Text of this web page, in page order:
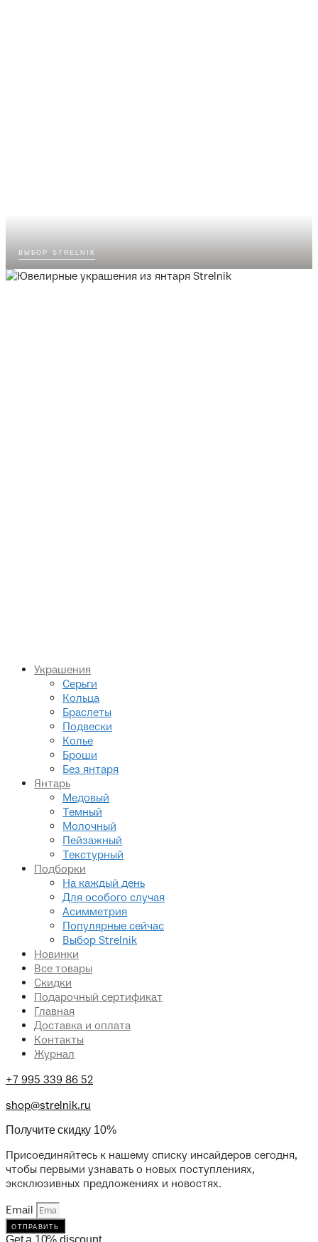
выбор strelnik
Украшения
Серьги
Кольца
Браслеты
Подвески
Колье
Броши
Без янтаря
Янтарь
Медовый
Темный
Молочный
Пейзажный
Текстурный
Подборки
На каждый день
Для особого случая
Асимметрия
Популярные сейчас
Выбор Strelnik
Новинки
Все товары
Скидки
Подарочный сертификат
Главная
Доставка и оплата
Контакты
Журнал
+7 995 339 86 52
shop@strelnik.ru
Получите скидку 10%
Присоединяйтесь к нашему списку инсайдеров сегодня,
чтобы первыми узнавать о новых поступлениях,
эксклюзивных предложениях и новостях.
Email
отправить
Get a 10% discount